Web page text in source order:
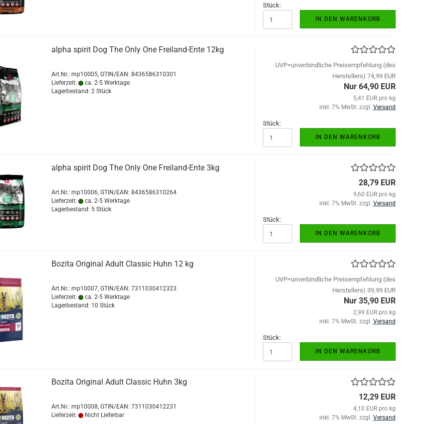
Stück:
IN DEN WARENKORB
alpha spirit Dog The Only One Freiland-Ente 12kg
Art.Nr.: mp10005 GTIN/EAN: 8436586310301
Lieferzeit:
ca. 2-5 Werktage
Lagerbestand: 2 Stück
UVP=unverbindliche Preisempfehlung (des
Herstellers) 74,99 EUR
Nur 64,90 EUR
5,41 EUR pro kg
inkl. 7% MwSt. zzgl. Versand
Stück:
IN DEN WARENKORB
alpha spirit Dog The Only One Freiland-Ente 3kg
Art.Nr.: mp10006 GTIN/EAN: 8436586310264
Lieferzeit:
ca. 2-5 Werktage
Lagerbestand: 5 Stück
28,79 EUR
9,60 EUR pro kg
inkl. 7% MwSt. zzgl. Versand
Stück:
IN DEN WARENKORB
Bozita Original Adult Classic Huhn 12 kg
Art.Nr.: mp10007 GTIN/EAN: 7311030412323
Lieferzeit:
ca. 2-5 Werktage
Lagerbestand: 10 Stück
UVP=unverbindliche Preisempfehlung (des
Herstellers) 39,99 EUR
Nur 35,90 EUR
2,99 EUR pro kg
inkl. 7% MwSt. zzgl. Versand
Stück:
IN DEN WARENKORB
Bozita Original Adult Classic Huhn 3kg
Art.Nr.: mp10008 GTIN/EAN: 7311030412231
Lieferzeit:
Nicht Lieferbar
12,29 EUR
4,10 EUR pro kg
inkl. 7% MwSt. zzgl. Versand